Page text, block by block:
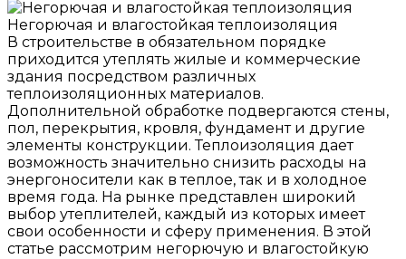
Негорючая и влагостойкая теплоизоляция
В строительстве в обязательном порядке
приходится утеплять жилые и коммерческие
здания посредством различных
теплоизоляционных материалов.
Дополнительной обработке подвергаются стены,
пол, перекрытия, кровля, фундамент и другие
элементы конструкции. Теплоизоляция дает
возможность значительно снизить расходы на
энергоносители как в теплое, так и в холодное
время года. На рынке представлен широкий
выбор утеплителей, каждый из которых имеет
свои особенности и сферу применения. В этой
статье рассмотрим негорючую и влагостойкую